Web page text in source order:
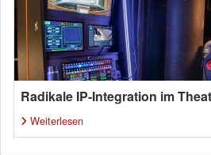
Radikale IP-Integration im
Weiterlesen